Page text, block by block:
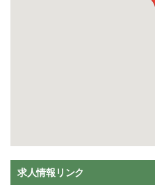
求人情報リンク